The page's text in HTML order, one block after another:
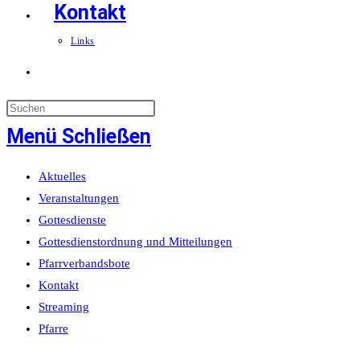
Kontakt
Links
Suche
umschalten
Menü Schließen
Aktuelles
Veranstaltungen
Gottesdienste
Gottesdienstordnung und Mitteilungen
Pfarrverbandsbote
Kontakt
Streaming
Pfarre